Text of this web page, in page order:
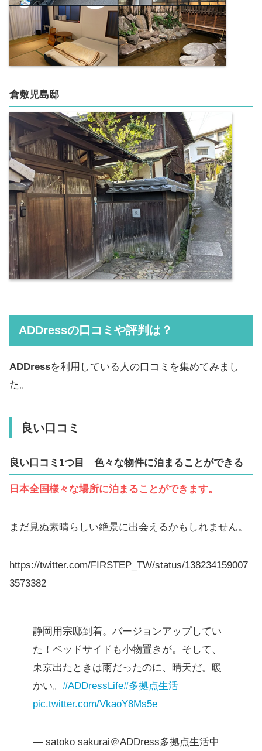
倉敷児島邸
ADDressの口コミや評判は？
ADDressを利用している人の口コミを集めてみまし
た。
良い口コミ
良い口コミ1つ目 色々な物件に泊まることができる
日本全国様々な場所に泊まることができます。
まだ見ぬ素晴らしい絶景に出会えるかもしれません。
https://twitter.com/FIRSTEP_TW/status/138234159007
3573382
静岡用宗邸到着。バージョンアップしてい
た！ベッドサイドも小物置きが。そして、
東京出たときは雨だったのに、晴天だ。暖
かい。 #ADDressLife#多拠点生活
pic.twitter.com/VkaoY8Ms5e
— satoko sakurai＠ADDress多拠点生活中